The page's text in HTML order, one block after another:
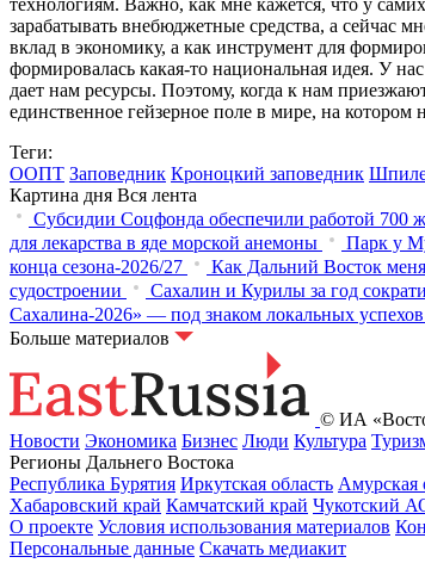
зарабатывать внебюджетные средства, а сейчас
вклад в экономику, а как инструмент для
формировалась какая-то национальная идея. У
дает нам ресурсы. Поэтому, когда к нам
единственное гейзерное поле в мире, на
Теги:
ООПТ Заповедник Кроноцкий заповедник
Картина дня Вся лента
Субсидии Соцфонда обеспечили работой 700
для лекарства в яде морской анемоны
Парк у
конца сезона-2026/27
Как Дальний Восток
судостроении
Сахалин и Курилы за год
Сахалина-2026» — под знаком локальных
Больше материалов
© ИА
Новости Экономика Бизнес Люди Культура
Регионы Дальнего Востока
Республика Бурятия Иркутская область Амурская
Хабаровский край Камчатский край Чукотский
О проекте Условия использования материалов
Персональные данные Скачать медиакит